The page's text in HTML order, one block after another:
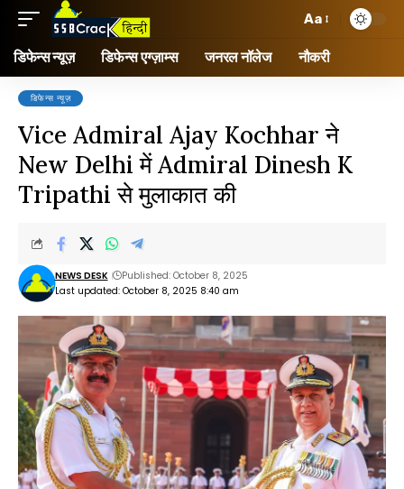
Aa
डिफेन्स न्यूज़ डिफेन्स एग्ज़ाम्स जनरल नॉलेज नौकरी
डिफेन्स न्यूज़
Vice Admiral Ajay Kochhar ने
New Delhi में Admiral Dinesh K
Tripathi से मुलाकात की
Last updated: October 8, 2025 8:40 am
NEWS DESK Published: October 8, 2025